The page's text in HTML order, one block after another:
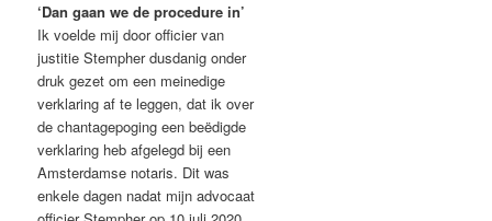
‘Dan gaan we de procedure in’
Ik voelde mij door officier van
justitie Stempher dusdanig onder
druk gezet om een meinedige
verklaring af te leggen, dat ik over
de chantagepoging een beëdigde
verklaring heb afgelegd bij een
Amsterdamse notaris. Dit was
enkele dagen nadat mijn advocaat